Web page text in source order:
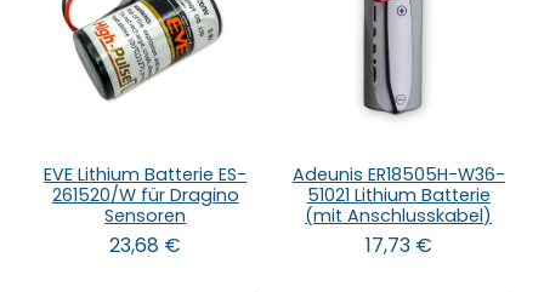
EVE Lithium Batterie ES-
261520/W für Dragino
Sensoren
23,68 €
Adeunis ER18505H-W36-
51021 Lithium Batterie
(mit Anschlusskabel)
17,73€